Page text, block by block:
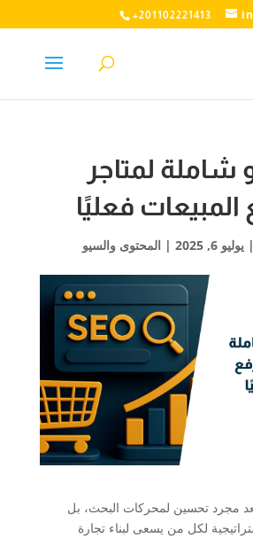
+201102221413
لمتاجر
فعليًا
يوليو 6, 2025 | المحتوى والسيو
مجرد تحسين لمحركات البحث، بل
لكل من يسعى لبناء تجارة